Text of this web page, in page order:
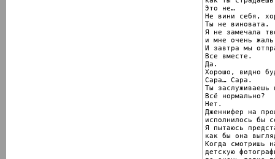
Это не…
Не вини себя,
Ты не виновата.
Я не замечала
и мне очень
И завтра мы
Все вместе.
Да.
Хорошо, видно
Сара… Сара.
Ты заслуживаешь
Всё нормально?
Нет.
Дженнифер на
исполнилось бы
Я пытаюсь
как бы она
Когда смотришь
детскую